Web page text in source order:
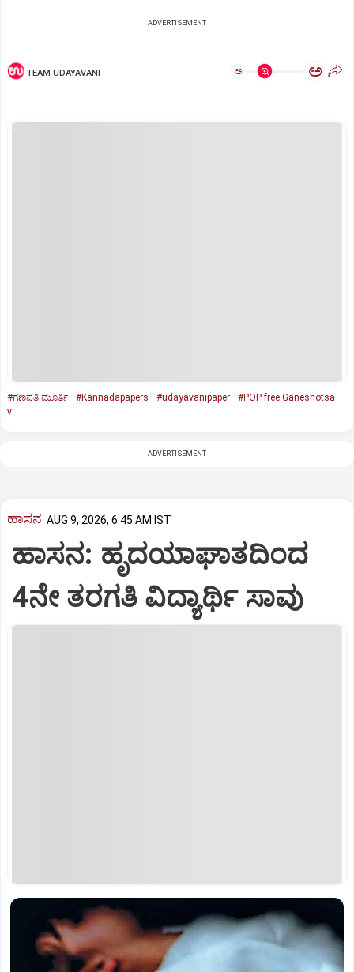
ADVERTISEMENT
TEAM UDAYAVANI ಅ ಅ
#ಗಣಪತಿ ಮೂರ್ತಿ #Kannadapapers #udayavanipaper
#POP free Ganeshotsa
v
ADVERTISEMENT
ಹಾಸನ AUG 9, 2026, 6:45 AM IST
ಹಾಸನ: ಹೃದಯಾಘಾತದಿಂದ
4ನೇ ತರಗತಿ ವಿದ್ಯಾರ್ಥಿ ಸಾವು